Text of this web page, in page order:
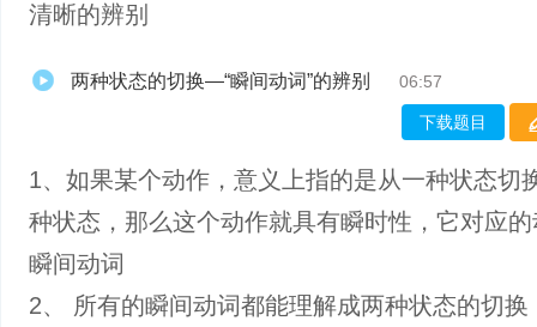
清晰的辨别
两种状态的切换—“瞬间动词”的辨别 06:57
下载题目
1、如果某个动作，意义上指的是从一种状态切
种状态，那么这个动作就具有瞬时性，它对应
瞬间动词
2、 所有的瞬间动词都能理解成两种状态的切换